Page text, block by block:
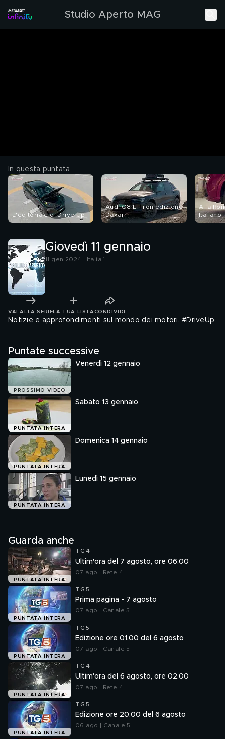
Studio Aperto MAG
In questa puntata
L'editoriale di Drive Up
Audi Q8 E-Tron edizione
Dakar
Alfa
Italiano
Giovedì 11 gennaio
11 gen 2024 | Italia 1
VAI ALLA SERIE LA TUA LISTA CONDIVIDI
Notizie e approfondimenti sul mondo dei motori. #DriveUp
Puntate successive
PROSSIMO VIDEO
Venerdì 12 gennaio
PUNTATA INTERA
Sabato 13 gennaio
PUNTATA INTERA
Domenica 14 gennaio
PUNTATA INTERA
Lunedì 15 gennaio
Guarda anche
PUNTATA INTERA
TG4
Ultim'ora del 7 agosto, ore 06.00
07 ago | Rete 4
PUNTATA INTERA
TG5
Prima pagina - 7 agosto
07 ago | Canale 5
PUNTATA INTERA
TG5
Edizione ore 01.00 del 6 agosto
07 ago | Canale 5
PUNTATA INTERA
TG4
Ultim'ora del 6 agosto, ore 02.00
07 ago | Rete 4
PUNTATA INTERA
TG5
Edizione ore 20.00 del 6 agosto
06 ago | Canale 5